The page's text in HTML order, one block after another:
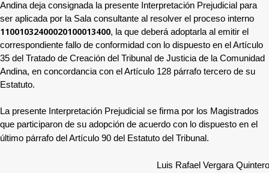
Andina deja consignada la presente Interpretación Prejudicial para
ser aplicada por la Sala consultante al resolver el proceso interno
11001032400020100013400, la que deberá adoptarla al emitir el
correspondiente fallo de conformidad con lo dispuesto en el Artículo
35 del Tratado de Creación del Tribunal de Justicia de la Comunidad
Andina, en concordancia con el Artículo 128 párrafo tercero de su
Estatuto.
La presente Interpretación Prejudicial se firma por los Magistrados
que participaron de su adopción de acuerdo con lo dispuesto en el
último párrafo del Artículo 90 del Estatuto del Tribunal.
Luis Rafael Vergara